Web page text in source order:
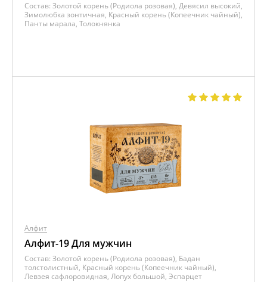
Состав: Золотой корень (Родиола розовая), Девясил высокий,
Зимолюбка зонтичная, Красный корень (Копеечник чайный),
Панты марала, Толокнянка
Алфит
Алфит-19 Для мужчин
Состав: Золотой корень (Родиола розовая), Бадан
толстолистный, Красный корень (Копеечник чайный),
Левзея сафлоровидная, Лопух большой, Эспарцет